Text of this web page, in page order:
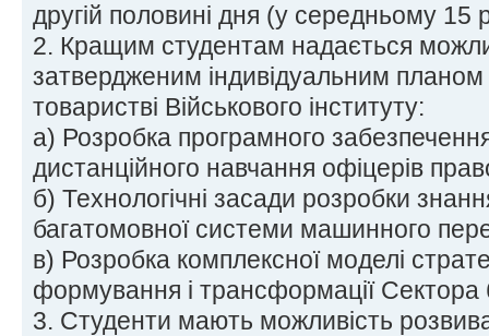
другій половині дня (у середньому 15
2. Кращим студентам надається
затвердженим індивідуальним планом
товаристві Військового інституту:
а) Розробка програмного
дистанційного навчання офіцерів
б) Технологічні засади розробки
багатомовної системи машинного
в) Розробка комплексної моделі
формування і трансформації Сектора
3. Студенти мають можливість